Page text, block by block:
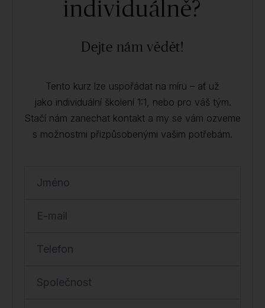
individuálně?
Dejte nám vědět!
Tento kurz lze uspořádat na míru – ať už
jako individuální školení 1:1, nebo pro váš tým.
Stačí nám zanechat kontakt a my se vám ozveme
s možnostmi přizpůsobenými vašim potřebám.
Jméno
E-mail
Telefon
Společnost